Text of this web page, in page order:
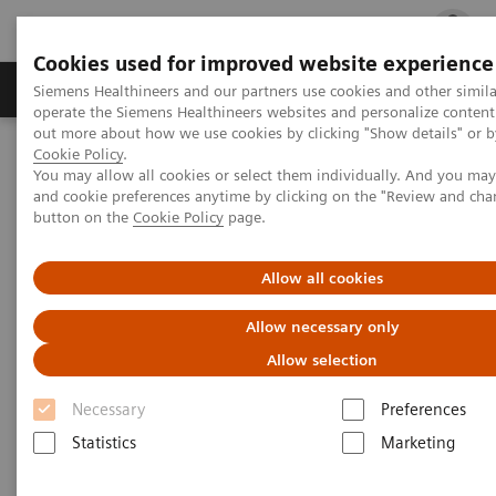
Cookies used for improved website experience
Siemens Healthineers and our partners use cookies and other
operate the Siemens Healthineers websites and personalize
out more about how we use cookies by clicking "Show details" or
Cookie Policy.
You may allow all cookies or select them individually. And you
and cookie preferences anytime by clicking on the "Review and
button on the Cookie Policy page.
Allow all cookies
Allow necessary only
Allow selection
Necessary
Preferences
Statistics
Marketing
Produits & services Support & formations
Accueil
Diagnostic de laboratoire
Hématologie cytologique
Systèmes d’hématologie cytologique
Systèmes d’hématologie
cytologique
Des résultats précis dès le premier passage
sans convoyeur de tubes encombrant ni tests
complémentaires.